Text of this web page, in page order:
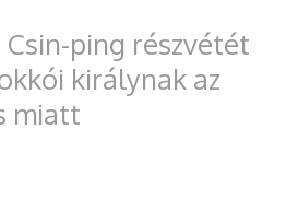
Csin-ping részvétét
királynak az
miatt